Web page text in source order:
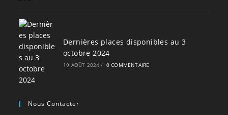
Dernières places disponibles au 3
octobre 2024
19 AOÛT 2024 / 0 COMMENTAIRE
Nous Contacter